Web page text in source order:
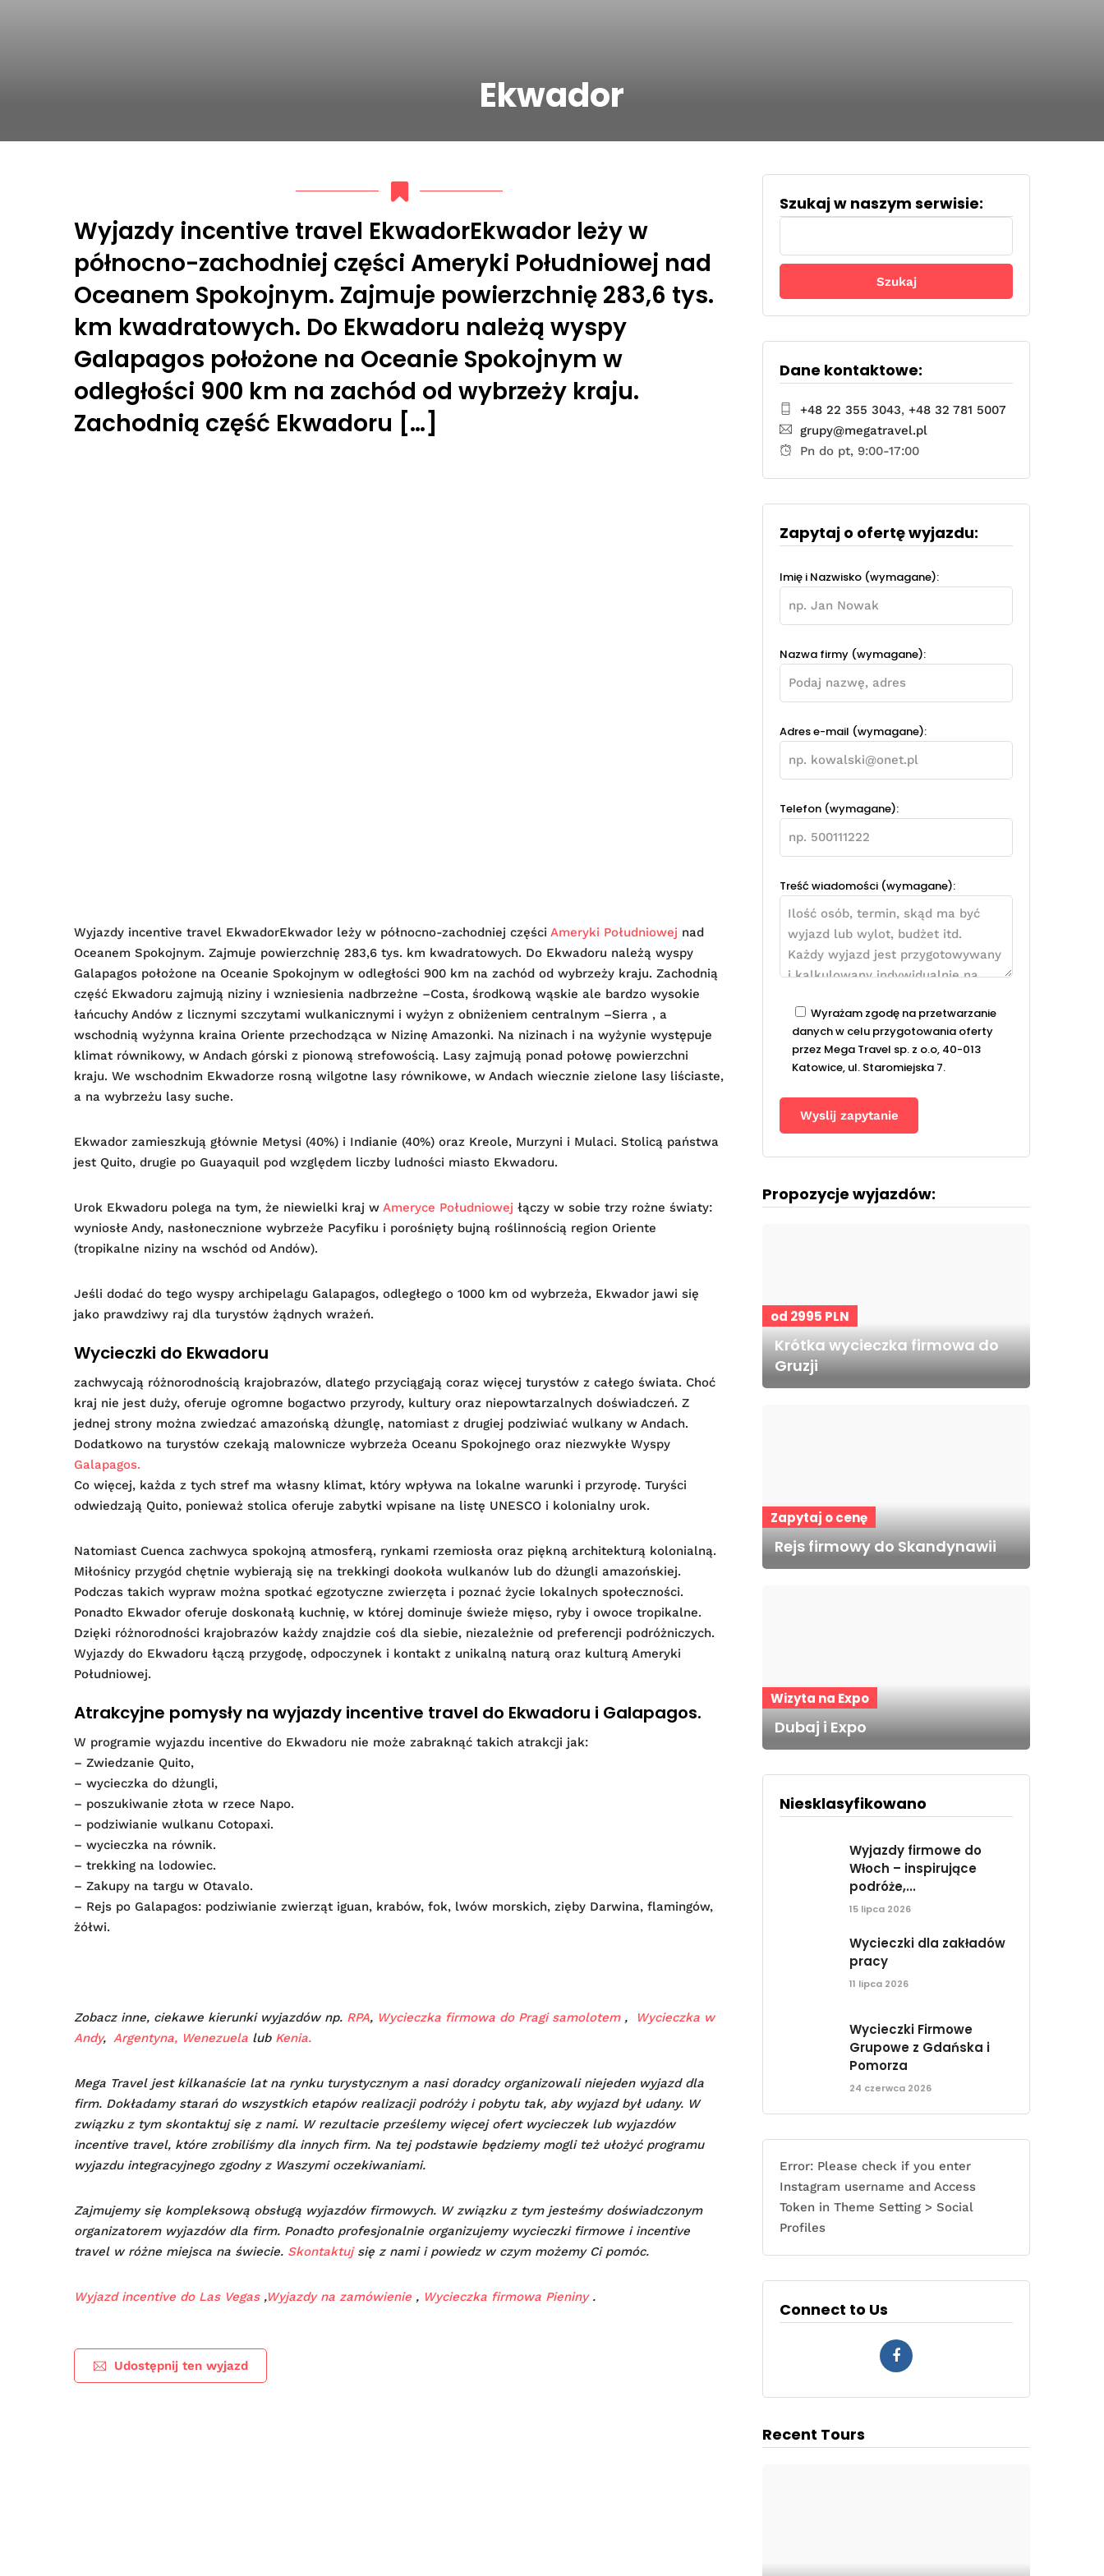
Ekwador
Wyjazdy incentive travel EkwadorEkwador leży w
północno-zachodniej części Ameryki Południowej nad
Oceanem Spokojnym. Zajmuje powierzchnię 283,6 tys.
km kwadratowych. Do Ekwadoru należą wyspy
Galapagos położone na Oceanie Spokojnym w
odległości 900 km na zachód od wybrzeży kraju.
Zachodnią część Ekwadoru […]
Wyjazdy incentive travel EkwadorEkwador leży w północno-zachodniej części Ameryki Południowej nad
Oceanem Spokojnym. Zajmuje powierzchnię 283,6 tys. km kwadratowych. Do Ekwadoru należą wyspy
Galapagos położone na Oceanie Spokojnym w odległości 900 km na zachód od wybrzeży kraju. Zachodnią
część Ekwadoru zajmują niziny i wzniesienia nadbrzeżne –Costa, środkową wąskie ale bardzo wysokie
łańcuchy Andów z licznymi szczytami wulkanicznymi i wyżyn z obniżeniem centralnym –Sierra , a
wschodnią wyżynna kraina Oriente przechodząca w Nizinę Amazonki. Na nizinach i na wyżynie występuje
klimat równikowy, w Andach górski z pionową strefowością. Lasy zajmują ponad połowę powierzchni
kraju. We wschodnim Ekwadorze rosną wilgotne lasy równikowe, w Andach wiecznie zielone lasy liściaste,
a na wybrzeżu lasy suche.
Ekwador zamieszkują głównie Metysi (40%) i Indianie (40%) oraz Kreole, Murzyni i Mulaci. Stolicą państwa
jest Quito, drugie po Guayaquil pod względem liczby ludności miasto Ekwadoru.
Urok Ekwadoru polega na tym, że niewielki kraj w Ameryce Południowej łączy w sobie trzy rożne światy:
wyniosłe Andy, nasłonecznione wybrzeże Pacyfiku i porośnięty bujną roślinnością region Oriente
(tropikalne niziny na wschód od Andów).
Jeśli dodać do tego wyspy archipelagu Galapagos, odległego o 1000 km od wybrzeża, Ekwador jawi się
jako prawdziwy raj dla turystów żądnych wrażeń.
Wycieczki do Ekwadoru
zachwycają różnorodnością krajobrazów, dlatego przyciągają coraz więcej turystów z całego świata. Choć
kraj nie jest duży, oferuje ogromne bogactwo przyrody, kultury oraz niepowtarzalnych doświadczeń. Z
jednej strony można zwiedzać amazońską dżunglę, natomiast z drugiej podziwiać wulkany w Andach.
Dodatkowo na turystów czekają malownicze wybrzeża Oceanu Spokojnego oraz niezwykłe Wyspy
Galapagos.
Co więcej, każda z tych stref ma własny klimat, który wpływa na lokalne warunki i przyrodę. Turyści
odwiedzają Quito, ponieważ stolica oferuje zabytki wpisane na listę UNESCO i kolonialny urok.
Natomiast Cuenca zachwyca spokojną atmosferą, rynkami rzemiosła oraz piękną architekturą kolonialną.
Miłośnicy przygód chętnie wybierają się na trekkingi dookoła wulkanów lub do dżungli amazońskiej.
Podczas takich wypraw można spotkać egzotyczne zwierzęta i poznać życie lokalnych społeczności.
Ponadto Ekwador oferuje doskonałą kuchnię, w której dominuje świeże mięso, ryby i owoce tropikalne.
Dzięki różnorodności krajobrazów każdy znajdzie coś dla siebie, niezależnie od preferencji podróżniczych.
Wyjazdy do Ekwadoru łączą przygodę, odpoczynek i kontakt z unikalną naturą oraz kulturą Ameryki
Południowej.
Atrakcyjne pomysły na wyjazdy incentive travel do Ekwadoru i Galapagos.
W programie wyjazdu incentive do Ekwadoru nie może zabraknąć takich atrakcji jak:
– Zwiedzanie Quito,
– wycieczka do dżungli,
– poszukiwanie złota w rzece Napo.
– podziwianie wulkanu Cotopaxi.
– wycieczka na równik.
– trekking na lodowiec.
– Zakupy na targu w Otavalo.
– Rejs po Galapagos: podziwianie zwierząt iguan, krabów, fok, lwów morskich, zięby Darwina, flamingów,
żółwi.
Zobacz inne, ciekawe kierunki wyjazdów np. RPA, Wycieczka firmowa do Pragi samolotem,
Wycieczka w
Andy, Argentyna, Wenezuela lub Kenia.
Mega Travel jest kilkanaście lat na rynku turystycznym a nasi doradcy organizowali niejeden wyjazd dla
firm. Dokładamy starań do wszystkich etapów realizacji podróży i pobytu tak, aby wyjazd był udany. W
związku z tym skontaktuj się z nami. W rezultacie prześlemy więcej ofert wycieczek lub wyjazdów
incentive travel, które zrobiliśmy dla innych firm. Na tej podstawie będziemy mogli też ułożyć programu
wyjazdu integracyjnego zgodny z Waszymi oczekiwaniami.
Zajmujemy się kompleksową obsługą wyjazdów firmowych. W związku z tym jesteśmy doświadczonym
organizatorem wyjazdów dla firm. Ponadto profesjonalnie organizujemy wycieczki firmowe i incentive
travel w różne miejsca na świecie. Skontaktujsię z nami i powiedz w czym możemy Ci pomóc.
Wyjazd incentive do Las Vegas,Wyjazdy na zamówienie , Wycieczka firmowa Pieniny.
Udostępnij ten wyjazd
Szukaj w naszym serwisie:
Szukaj:
Dane kontaktowe:
+48 22 355 3043,+48 32 781 5007
grupy@megatravel.pl
Pn do pt, 9:00-17:00
Zapytaj o ofertę wyjazdu:
Imię i Nazwisko (wymagane):
Nazwa firmy (wymagane):
Adres e-mail (wymagane):
Telefon (wymagane):
Treść wiadomości (wymagane):
Wyrażam zgodę na przetwarzanie
danych w celu przygotowania oferty
przez Mega Travel sp. z o.o, 40-013
Katowice, ul. Staromiejska 7.
Propozycje wyjazdów:
od 2995 PLN
Krótka wycieczka firmowa do
Gruzji
Zapytaj o cenę
Rejs firmowy do Skandynawii
Wizyta na Expo
Dubaj i Expo
Niesklasyfikowano
Wyjazdy firmowe do
Włoch – inspirujące
podróże,...
15 lipca 2026
Wycieczki dla zakładów
pracy
11 lipca 2026
Wycieczki Firmowe
Grupowe z Gdańska i
Pomorza
24 czerwca 2026
Error: Please check if you enter
Instagram username and Access
Token in Theme Setting > Social
Profiles
Connect to Us
Recent Tours